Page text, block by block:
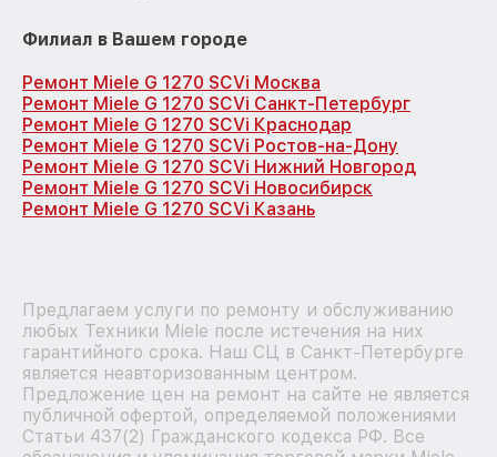
Филиал в Вашем городе
Ремонт Miele G 1270 SCVi Москва
Ремонт Miele G 1270 SCVi Санкт-Петербург
Ремонт Miele G 1270 SCVi Краснодар
Ремонт Miele G 1270 SCVi Ростов-на-Дону
Ремонт Miele G 1270 SCVi Нижний Новгород
Ремонт Miele G 1270 SCVi Новосибирск
Ремонт Miele G 1270 SCVi Казань
Предлагаем услуги по ремонту и обслуживанию
любых Техники Miele после истечения на них
гарантийного срока. Наш СЦ в Санкт-Петербурге
является неавторизованным центром.
Предложение цен на ремонт на сайте не является
публичной офертой, определяемой положениями
Статьи 437(2) Гражданского кодекса РФ. Все